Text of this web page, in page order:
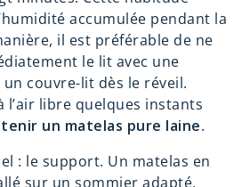
accumulée pendant la
il est préférable de ne
le lit avec une
couvre-lit dès le réveil.
l’air libre quelques instants
un matelas pure laine.
: le support. Un matelas en
sur un sommier adapté,